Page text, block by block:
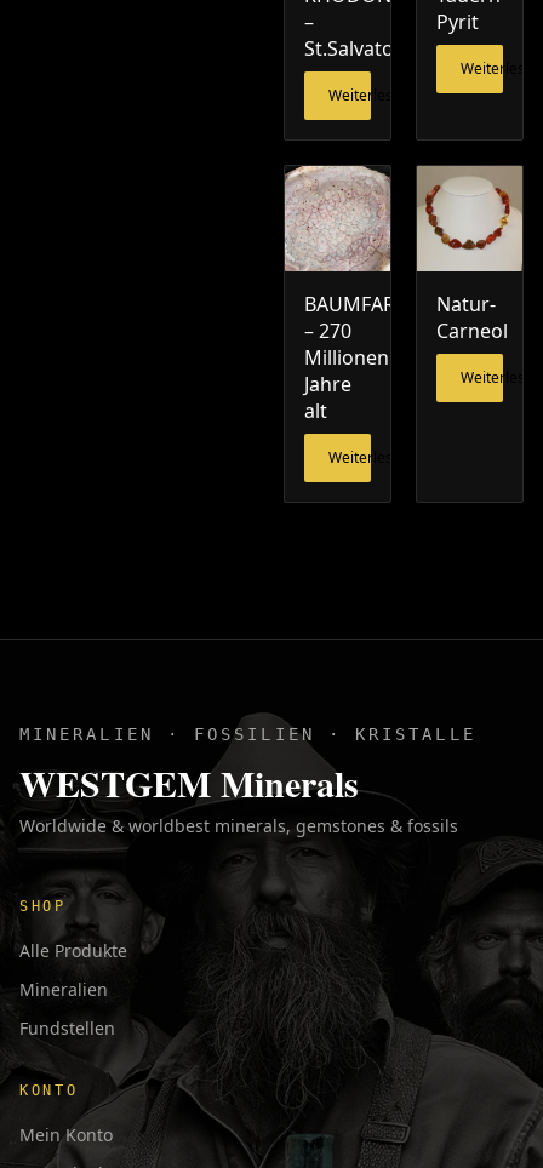
–
St.Salvator
Weiterlesen
Pyrit
Weiterlesen
BAUMFARN
– 270
Millionen
Jahre
alt
Weiterlesen
Natur-
Carneol
Weiterlesen
MINERALIEN · FOSSILIEN · KRISTALLE
WESTGEM Minerals
Worldwide & worldbest minerals, gemstones & fossils
SHOP
Alle Produkte
Mineralien
Fundstellen
KONTO
Mein Konto